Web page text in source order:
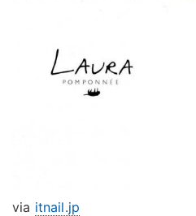
via itnail.jp